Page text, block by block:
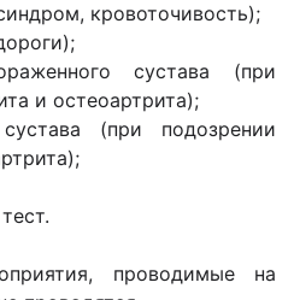
кровоточивость);
сустава (при
и остеоартрита);
(при подозрении
проводимые на